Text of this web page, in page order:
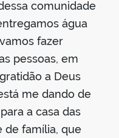
comunidade
água
fazer
pessoas, em
a Deus
me dando de
a casa das
de família, que